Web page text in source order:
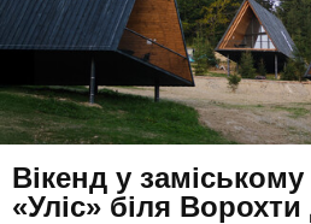
Вікенд у
«Уліс» біля